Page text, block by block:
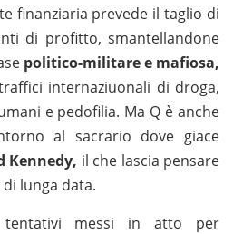
finanziaria prevede il taglio di
di profitto, smantellandone
politico-militare e mafiosa,
internaziuonali di droga,
e pedofilia. Ma Q è anche
al sacrario dove giace
Kennedy, il che lascia pensare
lunga data.
messi in atto per